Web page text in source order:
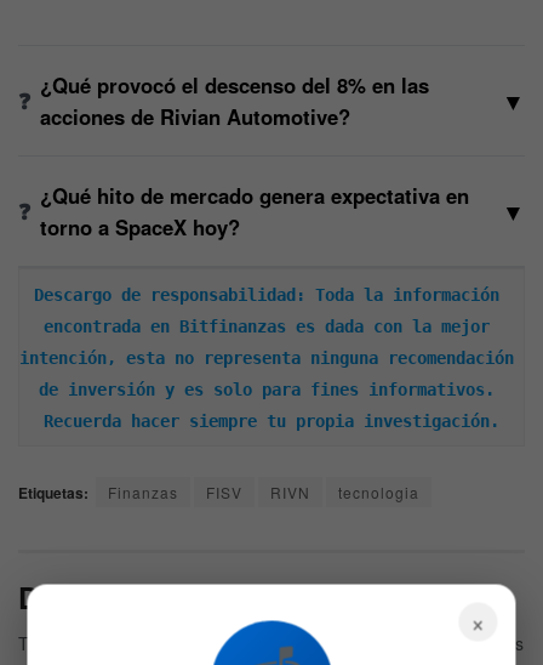
¿Qué provocó el descenso del 8% en las
acciones de Rivian Automotive?
▼
¿Qué hito de mercado genera expectativa en
torno a SpaceX hoy?
▼
Descargo de responsabilidad: Toda la información
encontrada en Bitfinanzas es dada con la mejor
intención, esta no representa ninguna recomendación
de inversión y es solo para fines informativos.
Recuerda hacer siempre tu propia investigación.
Etiquetas: Finanzas FISV RIVN tecnologia
Deja una respuesta
Tu dirección de correo electrónico no será publicada.
Los campos
×